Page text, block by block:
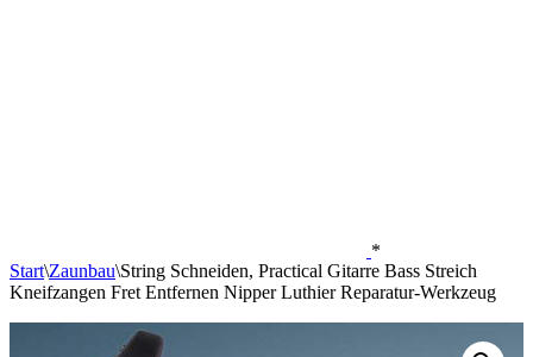
*
Start\Zaunbau\String Schneiden, Practical Gitarre Bass Streich
Kneifzangen Fret Entfernen Nipper Luthier Reparatur-Werkzeug